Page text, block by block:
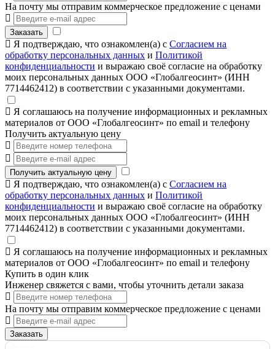
На почту мы отправим коммерческое предложение с ценами
Заказать
Я подтверждаю, что ознакомлен(а) с Согласием на
обработку персональных данных и Политикой
конфиденциальности и выражаю своё согласие на обработку
моих персональных данных ООО «Глобалгеосинт» (ИНН
7714462412) в соответствии с указанными документами.
Я соглашаюсь на получение информационных и рекламных
материалов от ООО «Глобалгеосинт» по email и телефону
Получить актуальную цену
Получить актуальную цену
Я подтверждаю, что ознакомлен(а) с Согласием на
обработку персональных данных и Политикой
конфиденциальности и выражаю своё согласие на обработку
моих персональных данных ООО «Глобалгеосинт» (ИНН
7714462412) в соответствии с указанными документами.
Я соглашаюсь на получение информационных и рекламных
материалов от ООО «Глобалгеосинт» по email и телефону
Купить в один клик
Инженер свяжется с вами, чтобы уточнить детали заказа
На почту мы отправим коммерческое предложение с ценами
Заказать